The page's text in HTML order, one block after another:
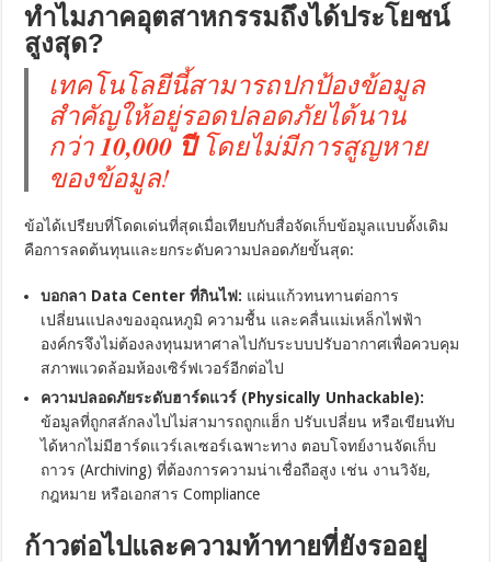
ทำไมภาคอุตสาหกรรมถึงได้ประโยชน์
สูงสุด?
เทคโนโลยีนี้สามารถปกป้องข้อมูล
สำคัญให้อยู่รอดปลอดภัยได้นาน
กว่า10,000 ปีโดยไม่มีการสูญหาย
ของข้อมูล!
ข้อได้เปรียบที่โดดเด่นที่สุดเมื่อเทียบกับสื่อจัดเก็บข้อมูลแบบดั้งเดิม
คือการลดต้นทุนและยกระดับความปลอดภัยขั้นสุด:
บอกลา Data Center ที่กินไฟ: แผ่นแก้วทนทานต่อการ
เปลี่ยนแปลงของอุณหภูมิ ความชื้น และคลื่นแม่เหล็กไฟฟ้า
องค์กรจึงไม่ต้องลงทุนมหาศาลไปกับระบบปรับอากาศเพื่อควบคุม
สภาพแวดล้อมห้องเซิร์ฟเวอร์อีกต่อไป
ความปลอดภัยระดับฮาร์ดแวร์ (Physically Unhackable):
ข้อมูลที่ถูกสลักลงไปไม่สามารถถูกแฮ็ก ปรับเปลี่ยน หรือเขียนทับ
ได้หากไม่มีฮาร์ดแวร์เลเซอร์เฉพาะทาง ตอบโจทย์งานจัดเก็บ
ถาวร (Archiving) ที่ต้องการความน่าเชื่อถือสูง เช่น งานวิจัย,
กฎหมาย หรือเอกสาร Compliance
ก้าวต่อไปและความท้าทายที่ยังรออยู่